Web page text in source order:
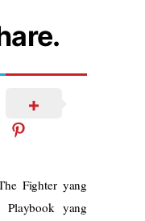
Fighter yang
Playbook yang